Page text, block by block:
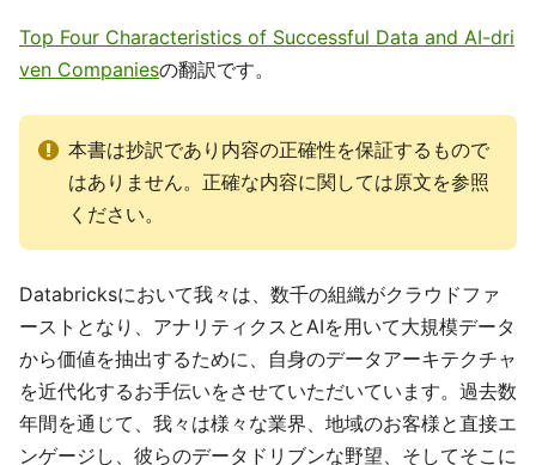
Top Four Characteristics of Successful Data and AI-dri
ven Companiesの翻訳です。
本書は抄訳であり内容の正確性を保証するもので
はありません。正確な内容に関しては原文を参照
ください。
Databricksにおいて我々は、数千の組織がクラウドファ
ーストとなり、アナリティクスとAIを用いて大規模データ
から価値を抽出するために、自身のデータアーキテクチャ
を近代化するお手伝いをさせていただいています。過去数
年間を通じて、我々は様々な業界、地域のお客様と直接エ
ンゲージし、彼らのデータドリブンな野望、そしてそこに